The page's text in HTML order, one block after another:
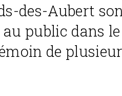
des-Aubert
public dans
de